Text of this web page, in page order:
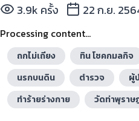
3.9k ครั้ง 22 ก.ย.
Processing content...
ถกไม่เถียง ทิน โชคกมลกิจ
นรกบนดิน
ตำรวจ ผู้
ทำร้ายร่างกาย
วัดท่าพุราษ